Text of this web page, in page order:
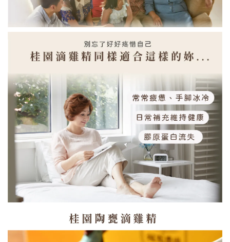
桂園滷蛋-4顆裝
NT$ 80
NT$ 120
- +
加入購物車
【貨到付款】代收款專用